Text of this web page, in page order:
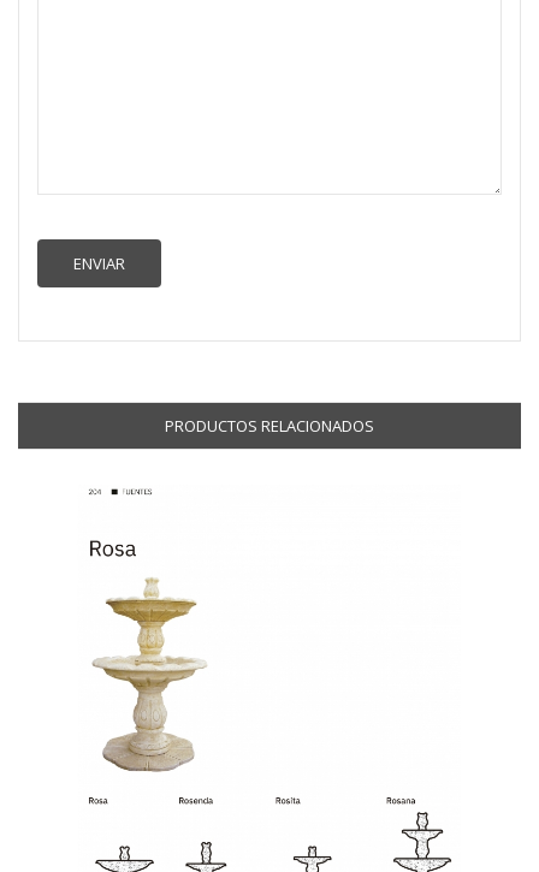
PRODUCTOS RELACIONADOS